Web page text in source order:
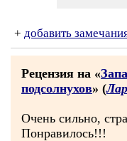
+ добавить
Рецензия на «
подсолнухов» (
Очень сильно,
Понравилось!!!